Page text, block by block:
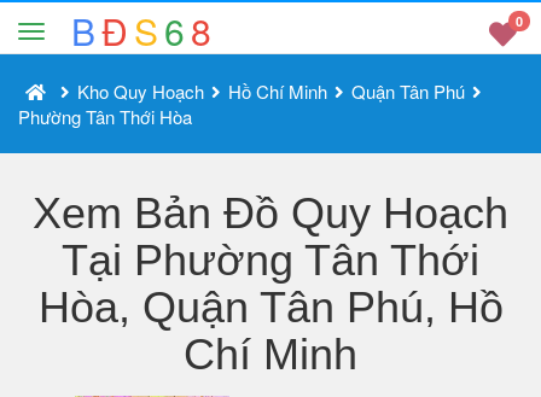
BĐS68 0
Kho Quy Hoạch Hồ Chí Minh
Quận Tân Phú
Phường Tân Thới Hòa
Xem Bản Đồ Quy Hoạch
Tại Phường Tân Thới
Hòa, Quận Tân Phú, Hồ
Chí Minh